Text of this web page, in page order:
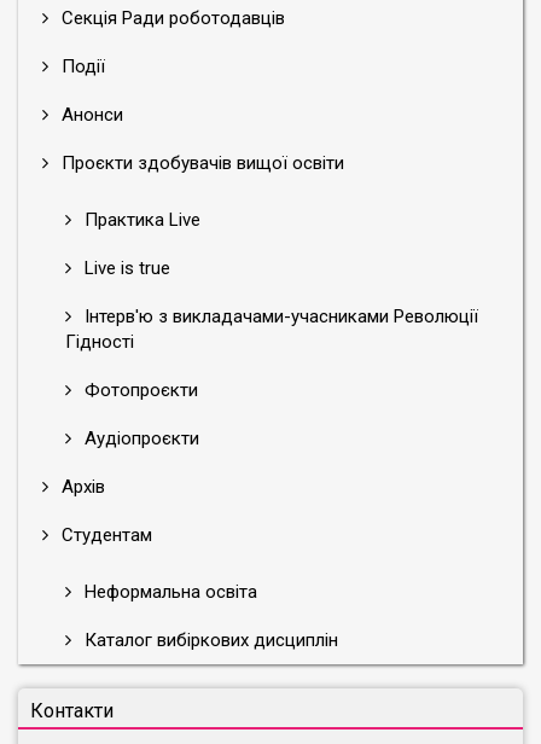
Секція Ради роботодавців
Події
Анонси
Проєкти здобувачів вищої освіти
Практика Live
Live is true
Інтерв'ю з викладачами-учасниками Революції
Гідності
Фотопроєкти
Аудіопроєкти
Архів
Студентам
Неформальна освіта
Каталог вибіркових дисциплін
Контакти